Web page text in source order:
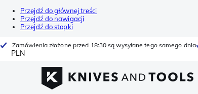
Przejdź do głównej treści
Przejdź do nawigacji
Przejdź do stopki
Zamówienia złożone przed 18:30 są wysyłane tego samego dnia
PLN